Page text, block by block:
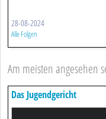
28-08-2024
Alle Folgen
Am meisten angesehen
Das Jugendgericht